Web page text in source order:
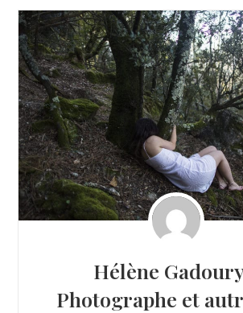
Hélène
Photographe et